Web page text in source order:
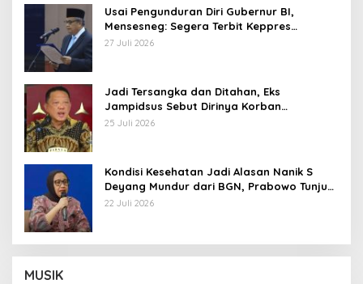
Usai Pengunduran Diri Gubernur BI,
Mensesneg: Segera Terbit Keppres
Pemberhentian dengan Hormat
27 Juli 2026
Jadi Tersangka dan Ditahan, Eks
Jampidsus Sebut Dirinya Korban
Kriminalisasi
25 Juli 2026
Kondisi Kesehatan Jadi Alasan Nanik S
Deyang Mundur dari BGN, Prabowo Tunjuk
Wamentan Sudaryono
22 Juli 2026
MUSIK